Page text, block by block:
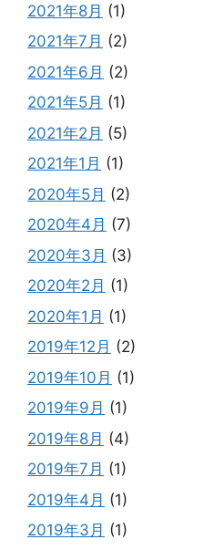
2021年8月 (1)
2021年7月 (2)
2021年6月 (2)
2021年5月 (1)
2021年2月 (5)
2021年1月 (1)
2020年5月 (2)
2020年4月 (7)
2020年3月 (3)
2020年2月 (1)
2020年1月 (1)
2019年12月 (2)
2019年10月 (1)
2019年9月 (1)
2019年8月 (4)
2019年7月 (1)
2019年4月 (1)
2019年3月 (1)